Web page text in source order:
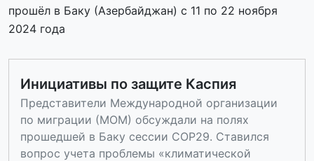
прошёл в Баку (Азербайджан) с 11 по 22 ноября
2024 года
Инициативы по защите Каспия
Представители Международной организации
по миграции (МОМ) обсуждали на полях
прошедшей в Баку сессии COP29. Ставился
вопрос учета проблемы «климатической